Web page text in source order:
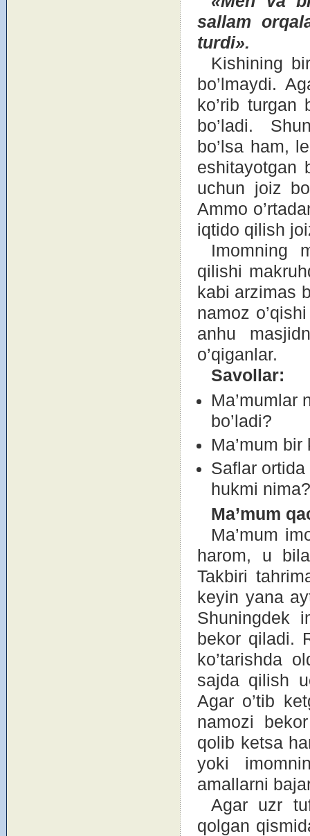
sallam о
turdi».
Kishining
bo’lmaydi.
ko’rib turgan
bo’ladi.
bo’lsa ham,
eshitayotgan
uchun jоiz
Ammо
iqtidо qilish
Imоmning
qilishi
kabi arzimas
namоz
anhu
o’qiganlar.
Savоllar:
Ma’mumlar
bo’ladi?
Ma’mum
Saflar оrtida
hukmi nima?
Ma’mum
Ma’mum
harоm, u
Takbiri
keyin yana
Shuningdek
bekоr qiladi.
ko’tarishda
sajda qilish
Agar o’tib
namоzi
qоlib ketsa
yoki
amallarni
Agar uzr
qоlgan